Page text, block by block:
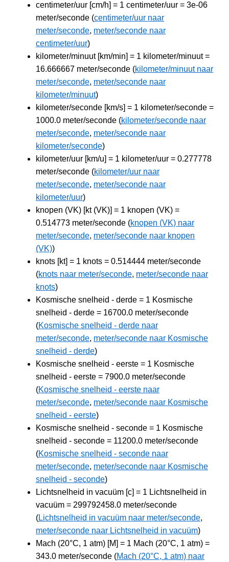
centimeter/uur [cm/h] = 1 centimeter/uur = 3e-06
meter/seconde (centimeter/uur naar
meter/seconde, meter/seconde naar
centimeter/uur)
kilometer/minuut [km/min] = 1 kilometer/minuut =
16.666667 meter/seconde (kilometer/minuut naar
meter/seconde, meter/seconde naar
kilometer/minuut)
kilometer/seconde [km/s] = 1 kilometer/seconde =
1000.0 meter/seconde (kilometer/seconde naar
meter/seconde, meter/seconde naar
kilometer/seconde)
kilometer/uur [km/u] = 1 kilometer/uur = 0.277778
meter/seconde (kilometer/uur naar
meter/seconde, meter/seconde naar
kilometer/uur)
knopen (VK) [kt (VK)] = 1 knopen (VK) =
0.514773 meter/seconde (knopen (VK) naar
meter/seconde, meter/seconde naar knopen
(VK))
knots [kt] = 1 knots = 0.514444 meter/seconde
(knots naar meter/seconde, meter/seconde naar
knots)
Kosmische snelheid - derde = 1 Kosmische
snelheid - derde = 16700.0 meter/seconde
(Kosmische snelheid - derde naar
meter/seconde, meter/seconde naar Kosmische
snelheid - derde)
Kosmische snelheid - eerste = 1 Kosmische
snelheid - eerste = 7900.0 meter/seconde
(Kosmische snelheid - eerste naar
meter/seconde, meter/seconde naar Kosmische
snelheid - eerste)
Kosmische snelheid - seconde = 1 Kosmische
snelheid - seconde = 11200.0 meter/seconde
(Kosmische snelheid - seconde naar
meter/seconde, meter/seconde naar Kosmische
snelheid - seconde)
Lichtsnelheid in vacuüm [c] = 1 Lichtsnelheid in
vacuüm = 299792458.0 meter/seconde
(Lichtsnelheid in vacuüm naar meter/seconde,
meter/seconde naar Lichtsnelheid in vacuüm)
Mach (20°C, 1 atm) [M] = 1 Mach (20°C, 1 atm) =
343.0 meter/seconde (Mach (20°C, 1 atm) naar